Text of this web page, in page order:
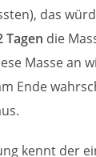
das
Tagen die
Masse an
Ende
kennt der